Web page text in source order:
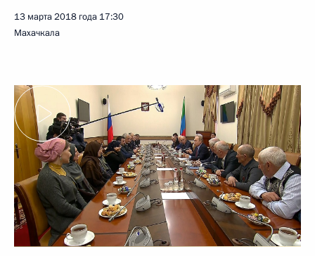
13 марта 2018 года 17:30
Махачкала